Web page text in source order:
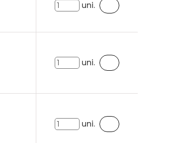
uni.
uni.
uni.